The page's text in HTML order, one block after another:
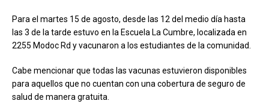
Para el martes 15 de agosto, desde las 12 del medio día hasta
las 3 de la tarde estuvo en la Escuela La Cumbre, localizada en
2255 Modoc Rd y vacunaron a los estudiantes de la comunidad.
Cabe mencionar que todas las vacunas estuvieron disponibles
para aquellos que no cuentan con una cobertura de seguro de
salud de manera gratuita.